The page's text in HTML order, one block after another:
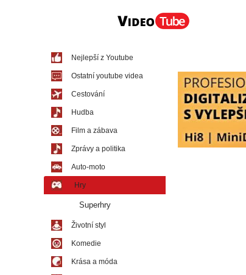
Nejlepší z Youtube
Ostatní youtube videa
Cestování
Hudba
Film a zábava
Zprávy a politika
Auto-moto
Hry
Superhry
Životní styl
Komedie
Krása a móda